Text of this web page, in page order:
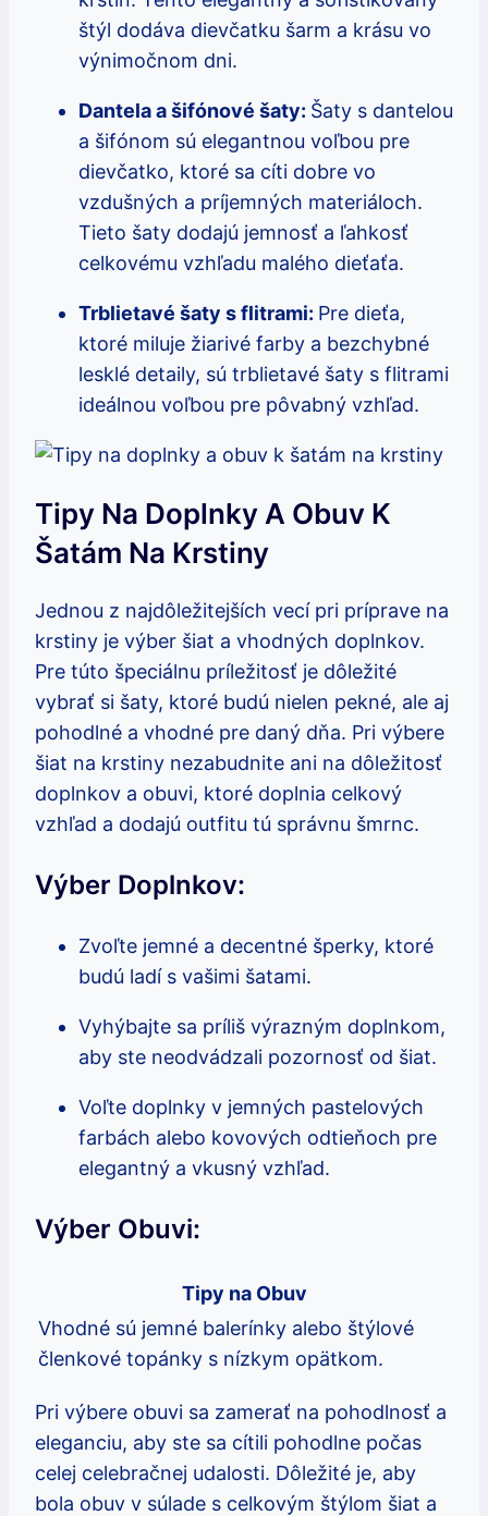
štýl dodáva dievčatku šarm a krásu vo
výnimočnom dni.
Dantela a šifónové šaty: Šaty s dantelou
a šifónom sú elegantnou voľbou pre
dievčatko, ktoré sa cíti dobre vo
vzdušných a príjemných materiáloch.
Tieto šaty dodajú jemnosť a ľahkosť
celkovému vzhľadu malého dieťaťa.
Trblietavé šaty s flitrami: Pre dieťa,
ktoré miluje žiarivé farby a bezchybné
lesklé detaily, sú trblietavé šaty s flitrami
ideálnou voľbou pre pôvabný vzhľad.
Tipy Na Doplnky A Obuv K
Šatám Na Krstiny
Jednou z najdôležitejších vecí pri príprave na
krstiny je výber šiat a vhodných doplnkov.
Pre túto špeciálnu príležitosť je dôležité
vybrať si šaty, ktoré budú nielen pekné, ale aj
pohodlné a vhodné pre daný dňa. Pri výbere
šiat na krstiny nezabudnite ani na dôležitosť
doplnkov a obuvi, ktoré doplnia celkový
vzhľad a dodajú outfitu tú správnu šmrnc.
Výber Doplnkov:
Zvoľte jemné a decentné šperky, ktoré
budú ladí s vašimi šatami.
Vyhýbajte sa príliš výrazným doplnkom,
aby ste neodvádzali pozornosť od šiat.
Voľte doplnky v jemných pastelových
farbách alebo kovových odtieňoch pre
elegantný a vkusný vzhľad.
Výber Obuvi:
Tipy na Obuv
Vhodné sú jemné balerínky alebo štýlové
členkové topánky s nízkym opätkom.
Pri výbere obuvi sa zamerať na pohodlnosť a
eleganciu, aby ste sa cítili pohodlne počas
celej celebračnej udalosti. Dôležité je, aby
bola obuv v súlade s celkovým štýlom šiat a